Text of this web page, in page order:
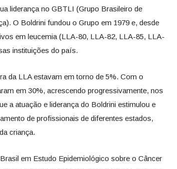
liderança no GBTLI (Grupo Brasileiro de
O Boldrini fundou o Grupo em 1979 e, desde
em leucemia (LLA-80, LLA-82, LLA-85, LLA-
instituições do país.
da LLA estavam em torno de 5%. Com o
em 30%, acrescendo progressivamente, nos
a atuação e liderança do Boldrini estimulou e
de profissionais de diferentes estados,
criança.
em Estudo Epidemiológico sobre o Câncer